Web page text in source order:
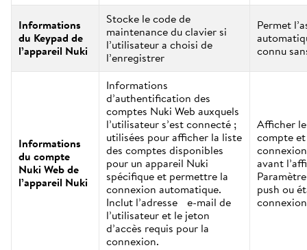
Informations
du Keypad de
l’appareil Nuki
Stocke le code de
maintenance du clavier si
l’utilisateur a choisi de
l’enregistrer
Permet
connu
Informations
du compte
Nuki Web de
l’appareil Nuki
Informations
d’authentification des
comptes Nuki Web auxquels
l’utilisateur s’est connecté ;
utilisées pour afficher la liste
des comptes disponibles
pour un appareil Nuki
spécifique et permettre la
connexion automatique.
Inclut l’adresse e-mail de
l’utilisateur et le jeton
d’accès requis pour la
connexion.
Afficher
compte
avant
push ou